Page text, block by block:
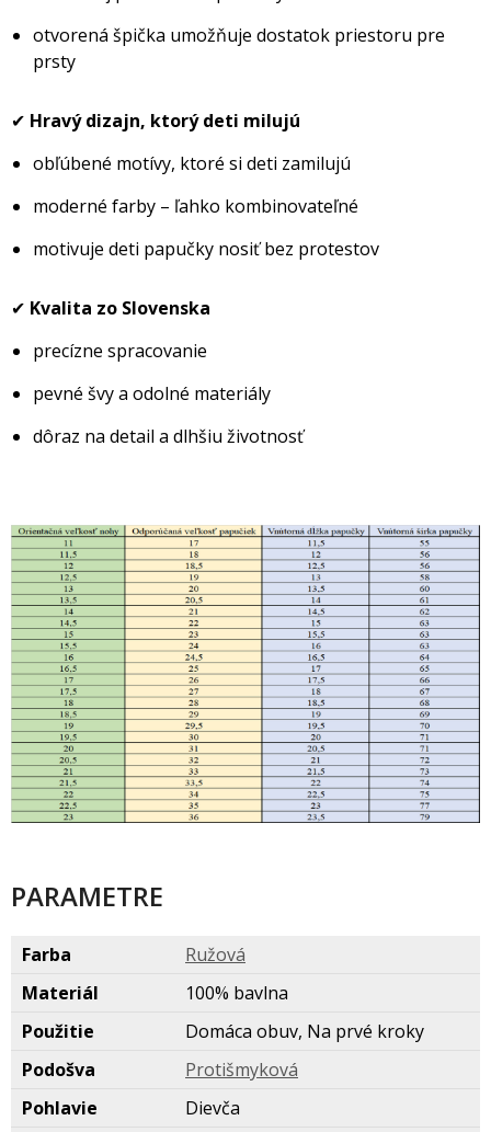
otvorená špička umožňuje dostatok priestoru pre
prsty
✔ Hravý dizajn, ktorý deti milujú
obľúbené motívy, ktoré si deti zamilujú
moderné farby – ľahko kombinovateľné
motivuje deti papučky nosiť bez protestov
✔ Kvalita zo Slovenska
precízne spracovanie
pevné švy a odolné materiály
dôraz na detail a dlhšiu životnosť
PARAMETRE
Farba
Ružov
Materiál
100% bavlna
Použitie
Domáca obuv, Na prvé kroky
Podošva
Protišmykov
Pohlavie
Dievča